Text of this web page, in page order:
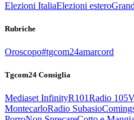
Elezioni ItaliaElezioni estero
Rubriche
Oroscopo#tgcom24amarcord
Tgcom24 Consiglia
Mediaset InfinityR101Radio 105
MontecarloRadio Subasio